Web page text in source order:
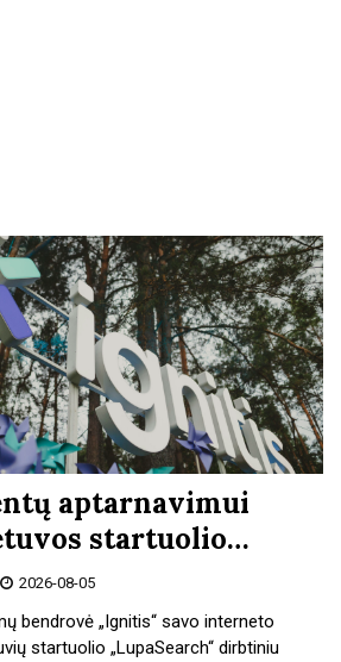
aptarnavimui
startuolio…
2026-08-05
bendrovė „Ignitis“ savo interneto
startuolio „LupaSearch“ dirbtiniu